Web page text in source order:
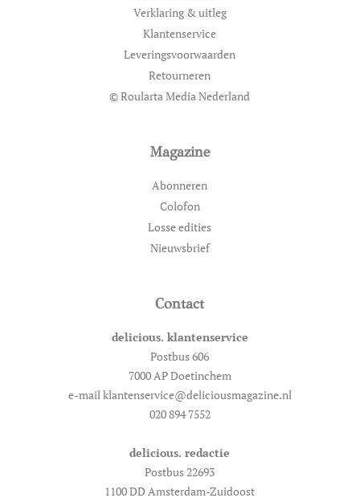
Verklaring & uitleg
Klantenservice
Leveringsvoorwaarden
Retourneren
© Roularta Media Nederland
Magazine
Abonneren
Colofon
Losse edities
Nieuwsbrief
Contact
delicious. klantenservice
Postbus 606
7000 AP Doetinchem
e-mail klantenservice@deliciousmagazine.nl
020 894 7552
delicious. redactie
Postbus 22693
1100 DD Amsterdam-Zuidoost